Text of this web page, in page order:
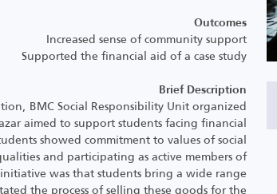
Outcomes
Increased sense of community support
Supported the financial aid of a case study
Brief Description
BMC Social Responsibility Unit organized
aimed to support students facing financial
showed commitment to values of social
and participating as active members of
was that students bring a wide range
the process of selling these goods for the